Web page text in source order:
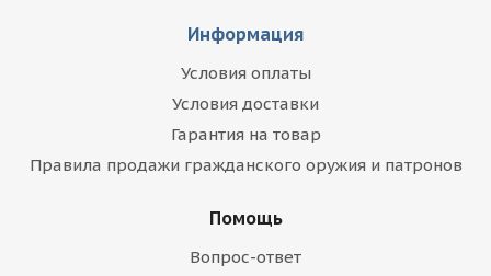
Информация
Условия оплаты
Условия доставки
Гарантия на товар
Правила продажи гражданского оружия и патронов
Помощь
Вопрос-ответ